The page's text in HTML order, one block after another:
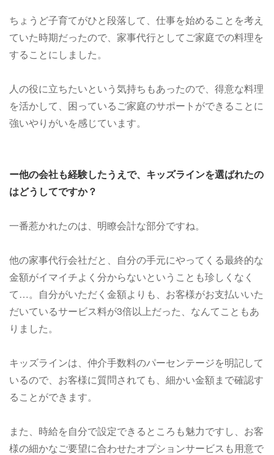
ちょうど子育てがひと段落して、仕事を始めることを考え
ていた時期だったので、家事代行としてご家庭での料理を
することにしました。
人の役に立ちたいという気持ちもあったので、得意な料理
を活かして、困っているご家庭のサポートができることに
強いやりがいを感じています。
ー他の会社も経験したうえで、キッズラインを選ばれたの
はどうしてですか？
一番惹かれたのは、明瞭会計な部分ですね。
他の家事代行会社だと、自分の手元にやってくる最終的な
金額がイマイチよく分からないということも珍しくなく
て…。自分がいただく金額よりも、お客様がお支払いいた
だいているサービス料が3倍以上だった、なんてこともあ
りました。
キッズラインは、仲介手数料のパーセンテージを明記して
いるので、お客様に質問されても、細かい金額まで確認す
ることができます。
また、時給を自分で設定できるところも魅力ですし、お客
様の細かなご要望に合わせたオプションサービスも用意で